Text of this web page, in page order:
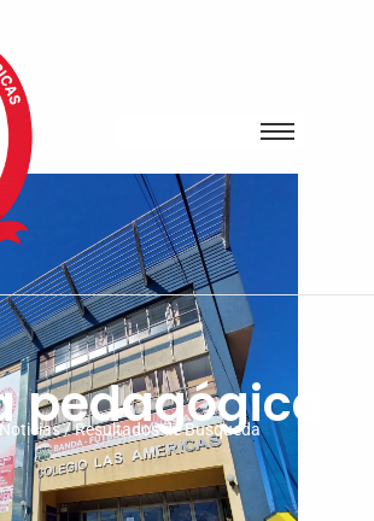
pedagógica
/ Resultados de Busqueda